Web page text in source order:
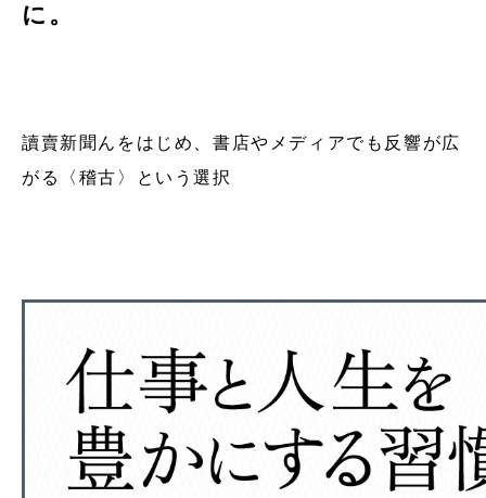
に。
讀賣新聞んをはじめ、書店やメディアでも反響が広
がる〈稽古〉という選択